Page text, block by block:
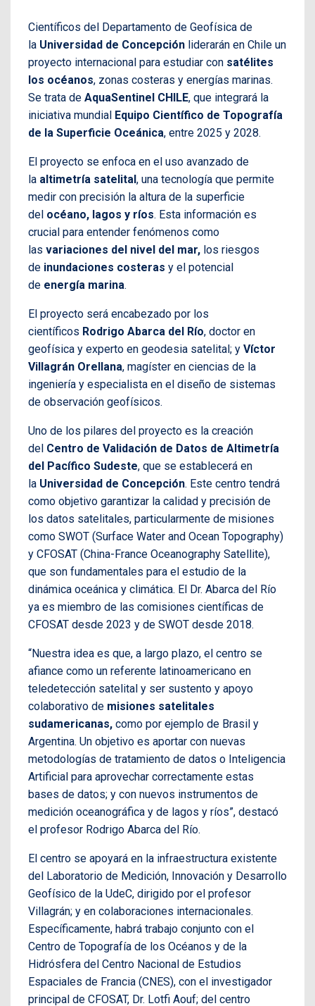
Científicos del Departamento de Geofísica de
la Universidad de Concepción liderarán en Chile un
proyecto internacional para estudiar con satélites
los océanos, zonas costeras y energías marinas.
Se trata de AquaSentinel CHILE, que integrará la
iniciativa mundial Equipo Científico de Topografía
de la Superficie Oceánica, entre 2025 y 2028.
El proyecto se enfoca en el uso avanzado de
la altimetría satelital, una tecnología que permite
medir con precisión la altura de la superficie
del océano, lagos y ríos. Esta información es
crucial para entender fenómenos como
las variaciones del nivel del mar, los riesgos
de inundaciones costeras y el potencial
de energía marina.
El proyecto será encabezado por los
científicos Rodrigo Abarca del Río, doctor en
geofísica y experto en geodesia satelital; y Víctor
Villagrán Orellana, magíster en ciencias de la
ingeniería y especialista en el diseño de sistemas
de observación geofísicos.
Uno de los pilares del proyecto es la creación
del Centro de Validación de Datos de Altimetría
del Pacífico Sudeste, que se establecerá en
la Universidad de Concepción. Este centro tendrá
como objetivo garantizar la calidad y precisión de
los datos satelitales, particularmente de misiones
como SWOT (Surface Water and Ocean Topography)
y CFOSAT (China-France Oceanography Satellite),
que son fundamentales para el estudio de la
dinámica oceánica y climática. El Dr. Abarca del Río
ya es miembro de las comisiones científicas de
CFOSAT desde 2023 y de SWOT desde 2018.
“Nuestra idea es que, a largo plazo, el centro se
afiance como un referente latinoamericano en
teledetección satelital y ser sustento y apoyo
colaborativo de misiones satelitales
sudamericanas, como por ejemplo de Brasil y
Argentina. Un objetivo es aportar con nuevas
metodologías de tratamiento de datos o Inteligencia
Artificial para aprovechar correctamente estas
bases de datos; y con nuevos instrumentos de
medición oceanográfica y de lagos y ríos”, destacó
el profesor Rodrigo Abarca del Río.
El centro se apoyará en la infraestructura existente
del Laboratorio de Medición, Innovación y Desarrollo
Geofísico de la UdeC, dirigido por el profesor
Villagrán; y en colaboraciones internacionales.
Específicamente, habrá trabajo conjunto con el
Centro de Topografía de los Océanos y de la
Hidrósfera del Centro Nacional de Estudios
Espaciales de Francia (CNES), con el investigador
principal de CFOSAT, Dr. Lotfi Aouf; del centro